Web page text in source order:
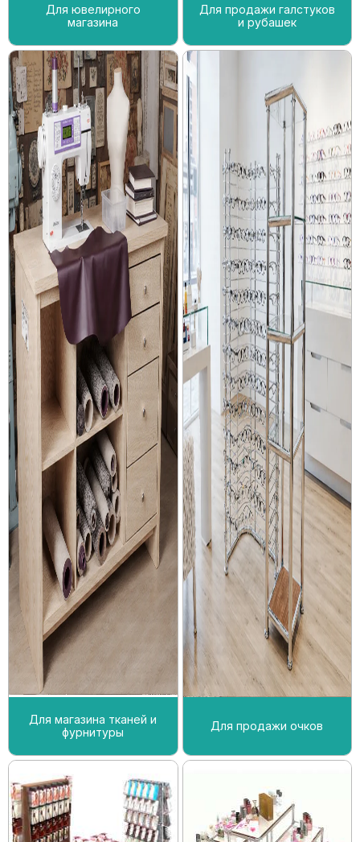
Для ювелирного
магазина
Для продажи галстуков
и рубашек
Для магазина тканей и
фурнитуры
Для продажи очков